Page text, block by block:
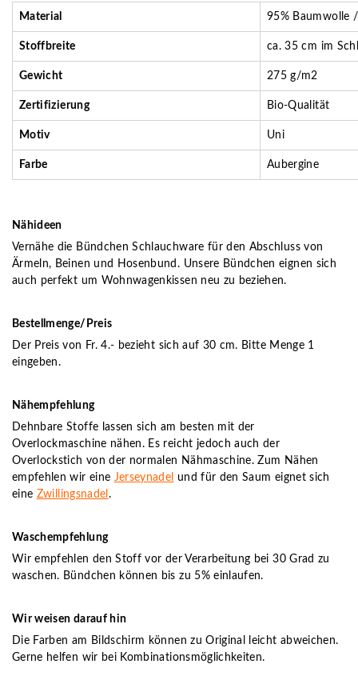
Material 95% Baumwolle
Stoffbreite ca. 35 cm im
Gewicht 275 g/m2
Zertifizierung Bio-Qualität
Motiv Uni
Farbe Aubergine
Nähideen
Vernähe die Bündchen Schlauchware für den Abschluss von
Ärmeln, Beinen und Hosenbund. Unsere Bündchen eignen sich
auch perfekt um Wohnwagenkissen neu zu beziehen.
Bestellmenge/Preis
Der Preis von Fr. 4.- bezieht sich auf 30 cm. Bitte Menge 1
eingeben.
Nähempfehlung
Dehnbare Stoffe lassen sich am besten mit der
Overlockmaschine nähen. Es reicht jedoch auch der
Overlockstich von der normalen Nähmaschine. Zum Nähen
empfehlen wir eine Jerseynadel
und für den Saum eignet sich
eine Zwillingsnadel .
Waschempfehlung
Wir empfehlen den Stoff vor der Verarbeitung bei 30 Grad zu
waschen. Bündchen können bis zu 5% einlaufen.
Wir weisen darauf hin
Die Farben am Bildschirm können zu Original leicht abweichen.
Gerne helfen wir bei Kombinationsmöglichkeiten.